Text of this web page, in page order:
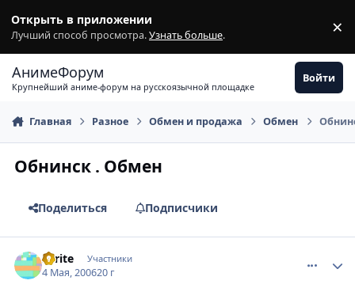
Открыть в приложении
Лучший способ просмотра.Узнать больше. ×
АнимеФорум
Крупнейший аниме-форум на русскоязычной площадке
Войти
Главная Разное Обмен и продажа Обмен
Обнинск . Обмен
Поделиться Подписчики
sprite Участники
4 Мая, 200620 г